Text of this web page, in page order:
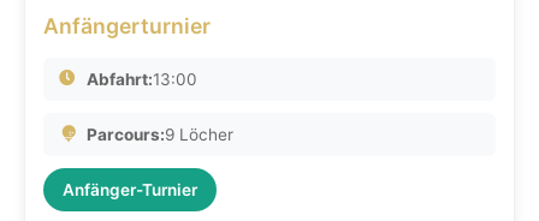
Anfängerturnier
Abfahrt:13:00
Parcours:9 Löcher
Anfänger-Turnier